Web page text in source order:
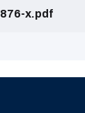
x.pdf